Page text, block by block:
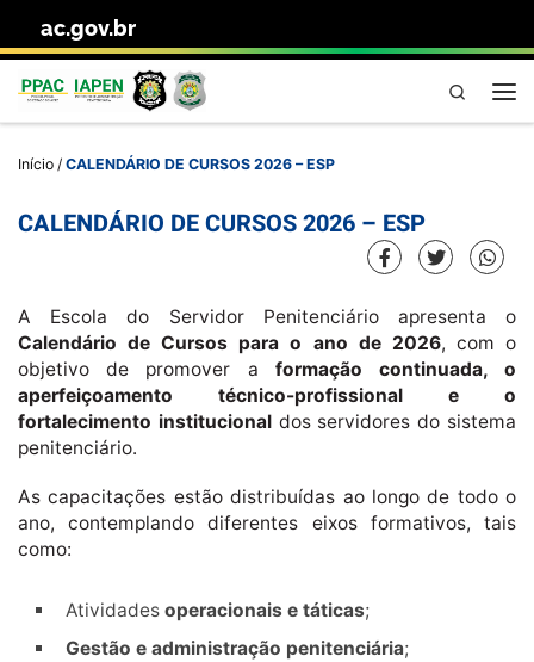
Skip to content
ac.gov.br
Pesquisa
Início / CALENDÁRIO DE CURSOS 2026 – ESP
CALENDÁRIO DE CURSOS 2026 – ESP
A Escola do Servidor Penitenciário apresenta o
Calendário de Cursos para o ano de 2026, com o
objetivo de promover a formação continuada, o
aperfeiçoamento técnico-profissional e o
fortalecimento institucionaldos servidores do sistema
penitenciário.
As capacitações estão distribuídas ao longo de todo o
ano, contemplando diferentes eixos formativos, tais
como:
Atividades operacionais e táticas;
Gestão e administração penitenciária;